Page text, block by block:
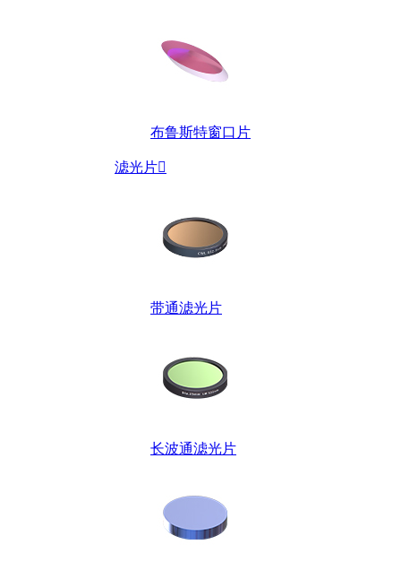
布鲁斯特窗口片
滤光片
带通滤光片
长波通滤光片